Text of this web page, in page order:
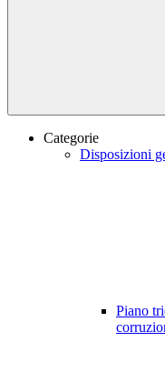
Categorie
Disposizioni
Piano